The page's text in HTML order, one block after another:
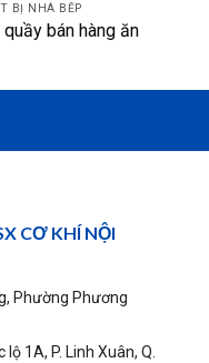
BỊ NHÀ BẾP
quầy bán hàng ăn
CƠ KHÍ NỘI
Phường Phương
1A, P. Linh Xuân, Q.